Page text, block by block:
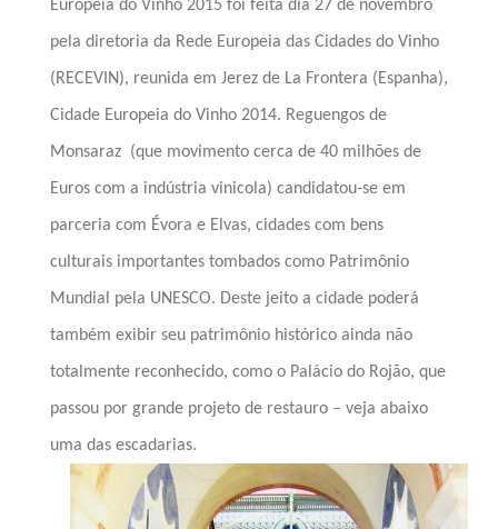
Europeia do Vinho 2015 foi feita dia 27 de novembro
pela diretoria da Rede Europeia das Cidades do Vinho
(RECEVIN), reunida em Jerez de La Frontera (Espanha),
Cidade Europeia do Vinho 2014. Reguengos de
Monsaraz (que movimento cerca de 40 milhões de
Euros com a indústria vinicola) candidatou-se em
parceria com Évora e Elvas, cidades com bens
culturais importantes tombados como Patrimônio
Mundial pela UNESCO. Deste jeito a cidade poderá
também exibir seu patrimônio histórico ainda não
totalmente reconhecido, como o Palácio do Rojão, que
passou por grande projeto de restauro – veja abaixo
uma das escadarias.